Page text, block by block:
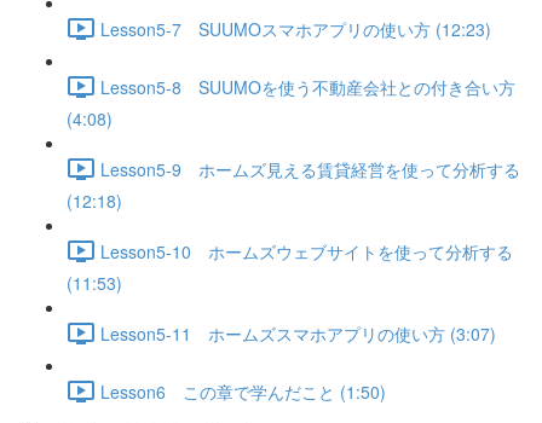
Lesson5-7 SUUMOスマホアプリの使い方 (12:23)
Lesson5-8 SUUMOを使う不動産会社との付き合い方
(4:08)
Lesson5-9 ホームズ見える賃貸経営を使って分析する
(12:18)
Lesson5-10 ホームズウェブサイトを使って分析する
(11:53)
Lesson5-11 ホームズスマホアプリの使い方 (3:07)
Lesson6 この章で学んだこと (1:50)